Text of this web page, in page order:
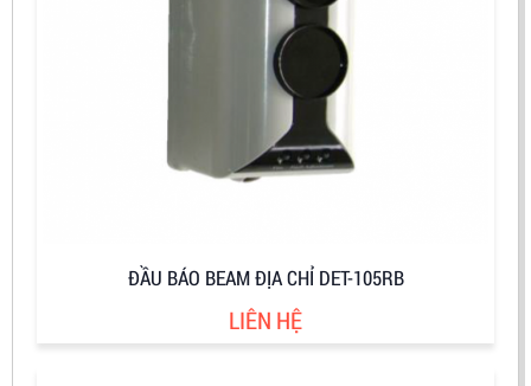
ĐẦU BÁO BEAM ĐỊA CHỈ DET-105RB
LIÊN HỆ